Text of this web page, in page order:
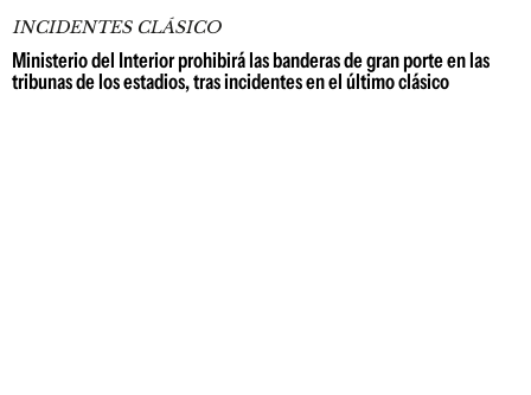
INCIDENTES CLÁSICO
Ministerio del Interior prohibirá las banderas de gran porte en las
tribunas de los estadios, tras incidentes en el último clásico